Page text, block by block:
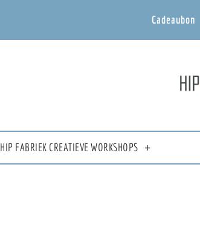
Cadeaubon
HIP FABRIEK CREATIEVE WORKSHOPS